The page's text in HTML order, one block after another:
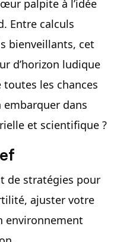
palpite à l’idée
Entre calculs
bienveillants, cet
d’horizon ludique
les chances
embarquer dans
et scientifique ?
de stratégies pour
ajuster votre
environnement